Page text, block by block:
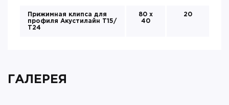
Прижимная клипса для
профиля Акустилайн Т15/
Т24
80 х
40
20
ГАЛЕРЕЯ